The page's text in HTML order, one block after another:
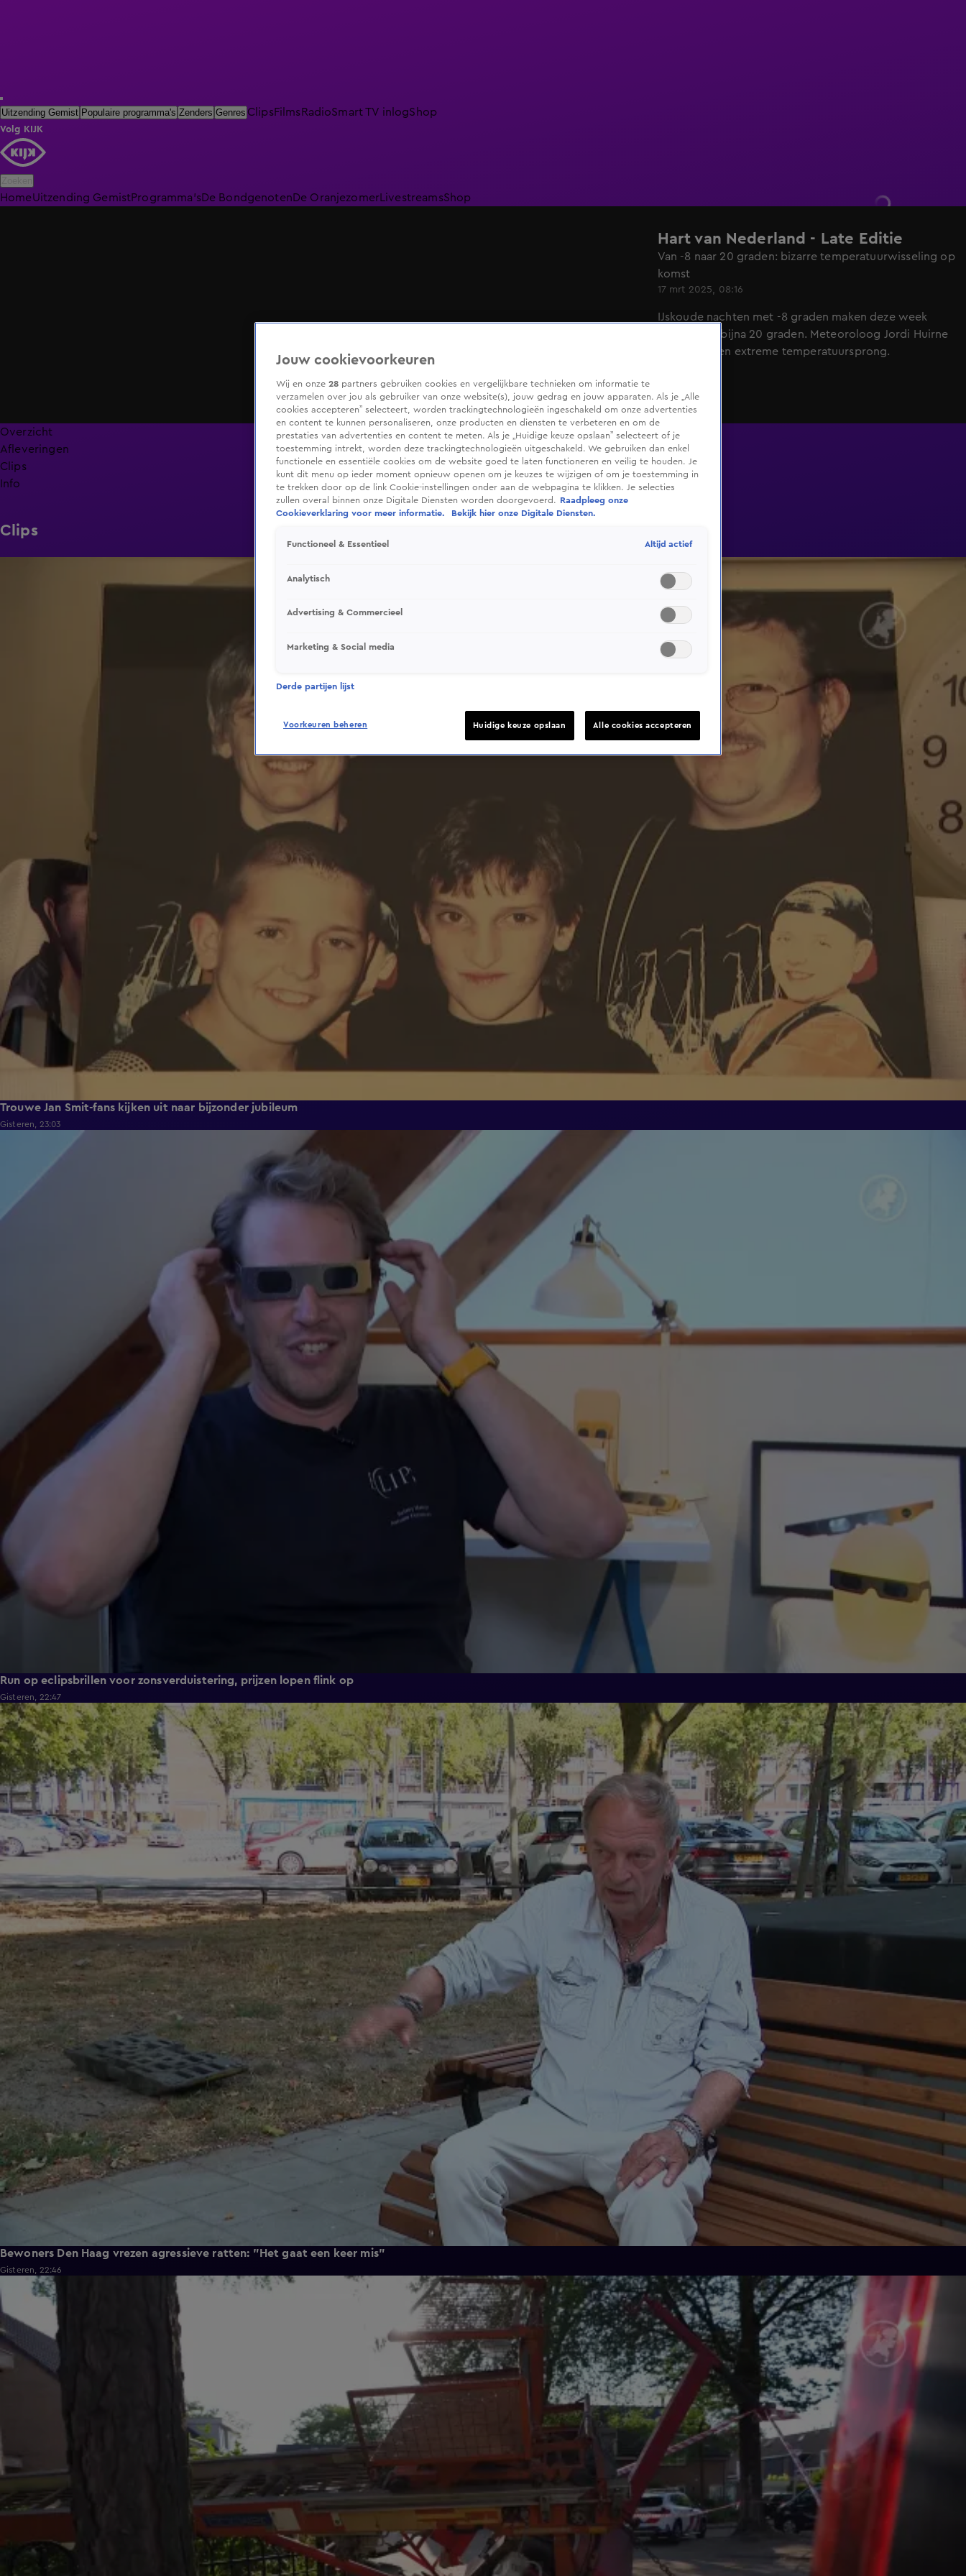
Uitzending Gemist Populaire programma's Zenders Genres ClipsFilmsRadioSmart TV inlogShop
Volg KIJK
HomeUitzending GemistProgramma'sDe BondgenotenDe Oranjezomer LivestreamsShop
Hart van Nederland - Late Editie
Van -8 naar 20 graden: bizarre temperatuurwisseling op
komst
17 mrt 2025, 08:16
IJskoude nachten met -8 graden maken deze week
plaats voor bijna 20 graden. Meteoroloog Jordi Huirne
verwacht een extreme temperatuursprong.
Overzicht
Afleveringen
Clips
Info
Clips
Trouwe Jan Smit-fans kijken uit naar bijzonder jubileum
Gisteren, 23:03
Run op eclipsbrillen voor zonsverduistering, prijzen lopen flink op
Gisteren, 22:47
1:54
Bewoners Den Haag vrezen agressieve ratten: "Het gaat een keer mis"
Gisteren, 22:46
Jouw cookievoorkeuren
Wij en onze 28 partners gebruiken cookies en vergelijkbare technieken om informatie te
verzamelen over jou als gebruiker van onze website(s), jouw gedrag en jouw apparaten. Als je „Alle
cookies accepteren” selecteert, worden trackingtechnologieën ingeschakeld om onze advertenties
en content te kunnen personaliseren, onze producten en diensten te verbeteren en om de
prestaties van advertenties en content te meten. Als je „Huidige keuze opslaan” selecteert of je
toestemming intrekt, worden deze trackingtechnologieën uitgeschakeld. We gebruiken dan enkel
functionele en essentiële cookies om de website goed te laten functioneren en veilig te houden. Je
kunt dit menu op ieder moment opnieuw openen om je keuzes te wijzigen of om je toestemming in
te trekken door op de link Cookie-instellingen onder aan de webpagina te klikken. Je selecties
zullen overal binnen onze Digitale Diensten worden doorgevoerd.
Raadpleeg onze
Cookieverklaring voor meer informatie.
Bekijk hier onze Digitale Diensten.
Functioneel & Essentieel Altijd actief
Analytisch
Advertising & Commercieel
Marketing & Social media
Derde partijen lijst
Voorkeuren beheren Huidige keuze opslaan Alle cookies accepteren